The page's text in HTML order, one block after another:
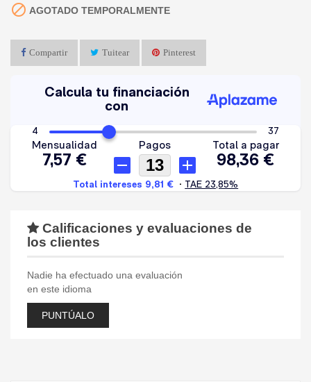
 AGOTADO TEMPORALMENTE
Compartir Tuitear Pinterest
Calificaciones y evaluaciones de
los clientes
Nadie ha efectuado una evaluación
en este idioma
PUNTÚALO